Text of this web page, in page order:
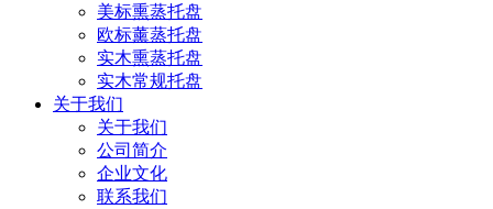
美标熏蒸托盘
欧标薰蒸托盘
实木熏蒸托盘
实木常规托盘
关于我们
关于我们
公司简介
企业文化
联系我们